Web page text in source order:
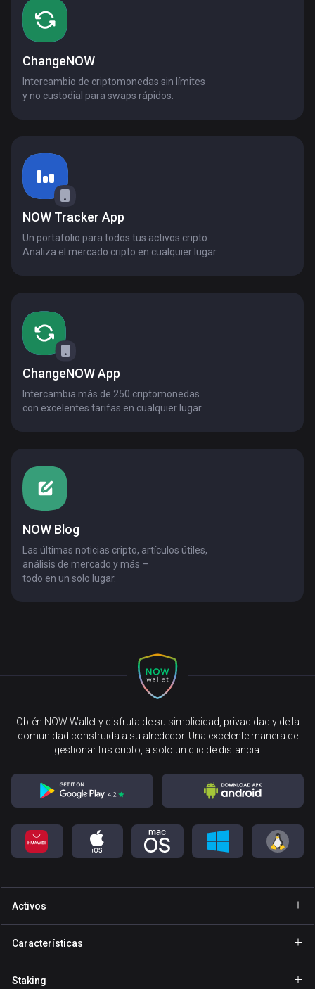
ChangeNOW
Intercambio de criptomonedas sin límites
y no custodial para swaps rápidos.
NOW Tracker App
Un portafolio para todos tus activos cripto.
Analiza el mercado cripto en cualquier lugar.
ChangeNOW App
Intercambia más de 250 criptomonedas
con excelentes tarifas en cualquier lugar.
NOW Blog
Las últimas noticias cripto, artículos útiles,
análisis de mercado y más –
todo en un solo lugar.
Obtén NOW Wallet y disfruta de su simplicidad, privacidad y de la
comunidad construida a su alrededor. Una excelente manera de
gestionar tus cripto, a solo un clic de distancia.
Activos
Cartera Binance Coin
Características
Staking